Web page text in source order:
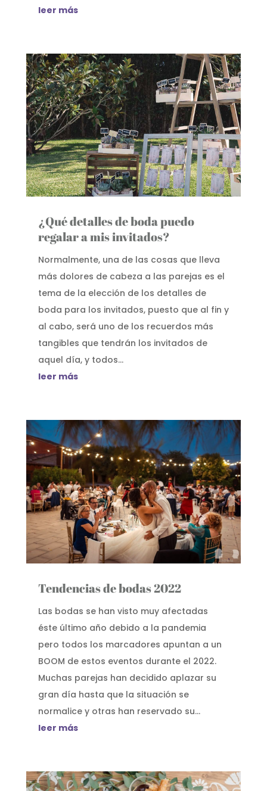
leer más
¿Qué detalles de boda puedo
regalar a mis invitados?
Normalmente, una de las cosas que lleva
más dolores de cabeza a las parejas es el
tema de la elección de los detalles de
boda para los invitados, puesto que al fin y
al cabo, será uno de los recuerdos más
tangibles que tendrán los invitados de
aquel día, y todos...
leer más
Tendencias de bodas 2022
Las bodas se han visto muy afectadas
éste último año debido a la pandemia
pero todos los marcadores apuntan a un
BOOM de estos eventos durante el 2022.
Muchas parejas han decidido aplazar su
gran día hasta que la situación se
normalice y otras han reservado su...
leer más